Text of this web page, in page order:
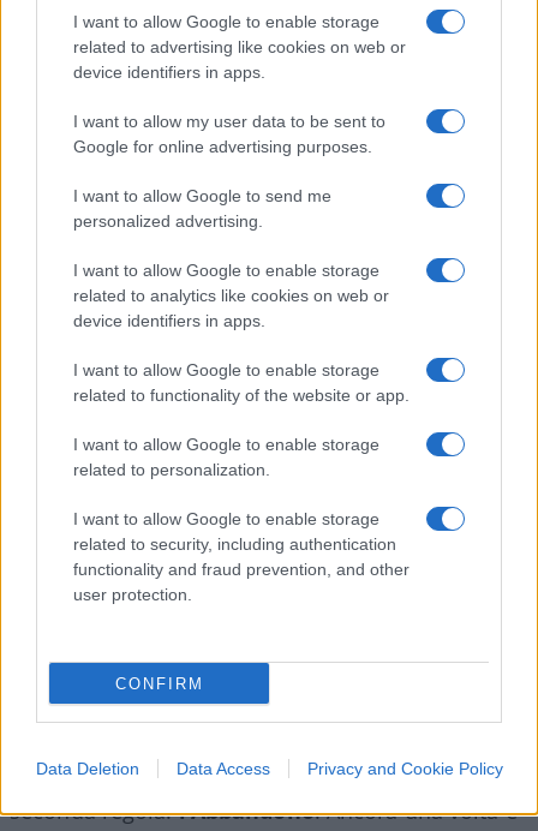
I want to allow Google to enable storage
related to advertising like cookies on web or
device identifiers in apps.
I want to allow my user data to be sent to
Google for online advertising purposes.
I want to allow Google to send me
personalized advertising.
I want to allow Google to enable storage
related to analytics like cookies on web or
device identifiers in apps.
I want to allow Google to enable storage
related to functionality of the website or app.
I want to allow Google to enable storage
related to personalization.
I want to allow Google to enable storage
related to security, including authentication
functionality and fraud prevention, and other
user protection.
CONFIRM
Data Deletion Data Access Privacy and Cookie Policy
razionalistici e proprio per questa sua natura
giocosain cui il pallone rotola è simile, molto
simile alla vita che rivendica la sua libertà contro
chi si affaccia al balcone – non solo ieri, anche
oggi – e contro chi annuncia di sapere tutto.
Tuttavia, proprio in quell’articolo Brera ad un
non si può accettare. Dice: “E poi si può giocare,
anche da soli, battendo contro una parete
moto di un corpo rotondo ed elastico entusiasma
sempre il bipede uomo…”. Invece, il calcio non
può esser giocato da soli ma solo con altri e
attraverso gli altri perché il calcio non è un gioco
monista ma pluralista e, come la filosofia, ha il
suo fondamento nell’amicizia.
gioco del calcio:il Controllo
dominare la palla, come ripeteva il grande Cruijff,
palla bisogna metterla in gioco. E questa è la
seconda regola:l’Abbandono. Ancora una volta è